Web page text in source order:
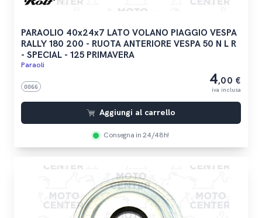
PARAOLIO 40x24x7 LATO VOLANO PIAGGIO VESPA
RALLY 180 200 - RUOTA ANTERIORE VESPA 50 N L R
- SPECIAL - 125 PRIMAVERA
Paraoli
0066 4,00 €
iva inclusa
Aggiungi al carrello
Consegna in 24/48h!